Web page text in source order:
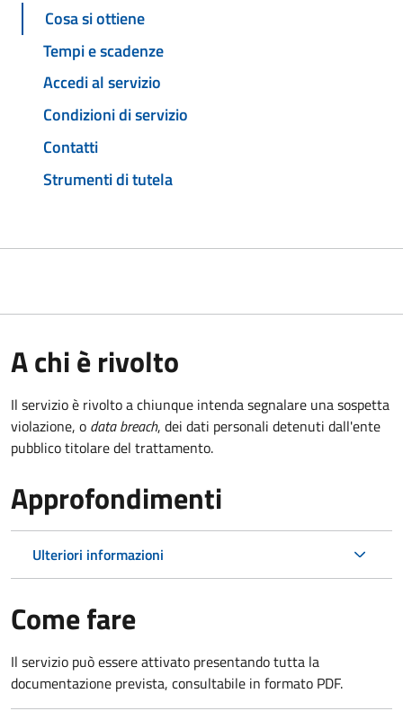
Cosa si ottiene
Tempi e scadenze
Accedi al servizio
Condizioni di servizio
Contatti
Strumenti di tutela
A chi è rivolto
Il servizio è rivolto a chiunque intenda segnalare una sospetta
violazione, o data breach, dei dati personali detenuti dall'ente
pubblico titolare del trattamento.
Approfondimenti
Ulteriori informazioni
Come fare
Il servizio può essere attivato presentando tutta la
documentazione prevista, consultabile in formato PDF.